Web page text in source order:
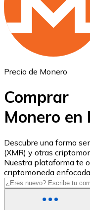
ETH
USD Coin
USDC
Precio de Monero
Comprar
Monero en
Descubre una forma
(XMR) y otras
Nuestra plataforma te
criptomoneda